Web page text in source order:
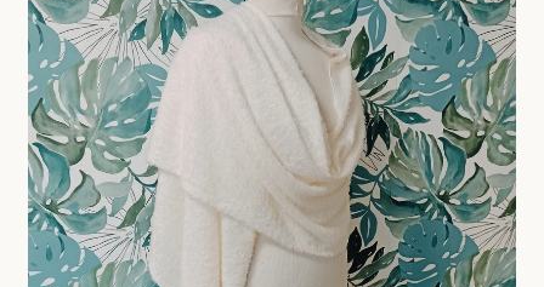
Chale | Cache Epaule
Boléro | veste Mariage
tenue mariage femme